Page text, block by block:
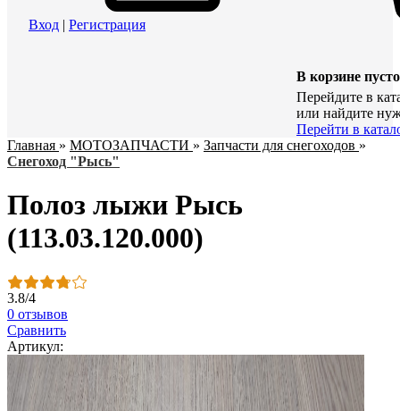
Вход | Регистрация
В корзине пусто
Перейдите в
или найдите
Перейти в
Главная » МОТОЗАПЧАСТИ » Запчасти для снегоходов »
Снегоход "Рысь"
Полоз лыжи Рысь
(113.03.120.000)
3.8/4
0 отзывов
Сравнить
Артикул: